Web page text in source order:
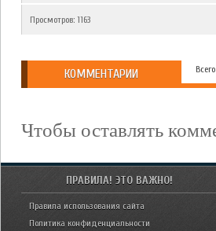
Просмотров: 1163
КОММЕНТАРИИ
Чтобы оставлять
ПРАВИЛА! ЭТО ВАЖНО!
Правила использования сайта
Политика конфиденциальности